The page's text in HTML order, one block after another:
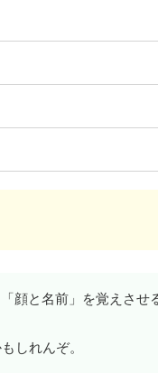
顔と名前」を覚えさせ
しれんぞ。